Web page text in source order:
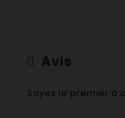
233ATHDDB TR609C
AIR609C
Avis
Soyez le premier à